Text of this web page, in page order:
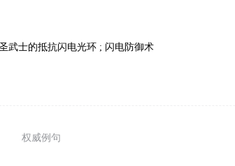
武士的抵抗闪电光环 ; 闪电防御术
权威例句